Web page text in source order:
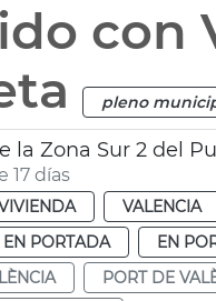
con
pleno
la Zona Sur 2 del
17 días
VALENCIA
EN PORTADA EN
PORT DE